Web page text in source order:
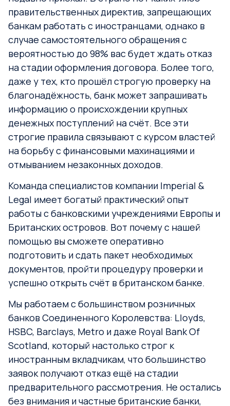
правительственных директив, запрещающих
банкам работать с иностранцами, однако в
случае самостоятельного обращения с
вероятностью до 98% вас будет ждать отказ
на стадии оформления договора. Более того,
даже у тех, кто прошёл строгую проверку на
благонадёжность, банк может запрашивать
информацию о происхождении крупных
денежных поступлений на счёт. Все эти
строгие правила связывают с курсом властей
на борьбу с финансовыми махинациями и
отмыванием незаконных доходов.
Команда специалистов компании Imperial &
Legal имеет богатый практический опыт
работы с банковскими учреждениями Европы и
Британских островов. Вот почему с нашей
помощью вы сможете оперативно
подготовить и сдать пакет необходимых
документов, пройти процедуру проверки и
успешно открыть счёт в британском банке.
Мы работаем с большинством розничных
банков Соединенного Королевства: Lloyds,
HSBC, Barclays, Metro и даже Royal Bank Of
Scotland, который настолько строг к
иностранным вкладчикам, что большинство
заявок получают отказ ещё на стадии
предварительного рассмотрения. Не остались
без внимания и частные британские банки,